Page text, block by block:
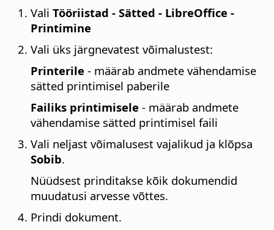
Vali Tööriistad - Sätted - LibreOffice -
Printimine
Vali üks järgnevatest võimalustest:
Printerile - määrab andmete vähendamise
sätted printimisel paberile
Failiks printimisele - määrab andmete
vähendamise sätted printimisel faili
Vali neljast võimalusest vajalikud ja klõpsa
Sobib.
Nüüdsest prinditakse kõik dokumendid
muudatusi arvesse võttes.
Prindi dokument.